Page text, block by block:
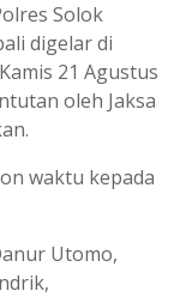
Solok
digelar di
21 Agustus
oleh Jaksa
waktu kepada
Utomo,